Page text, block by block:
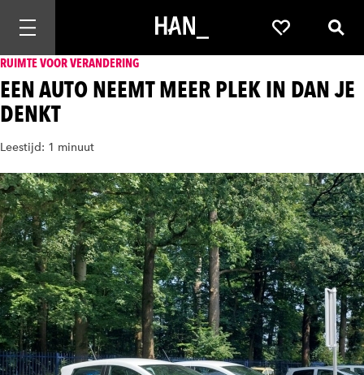
Mobiele navigatie openen Favorieten
RUIMTE VOOR VERANDERING
EEN AUTO NEEMT MEER PLEK IN DAN JE
DENKT
Leestijd: 1 minuut